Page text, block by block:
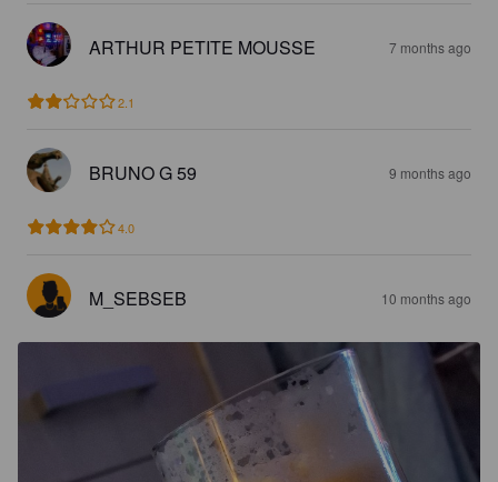
ARTHUR PETITE MOUSSE 7 months ago
2.1
BRUNO G 59 9 months ago
4.0
M_SEBSEB 10 months ago